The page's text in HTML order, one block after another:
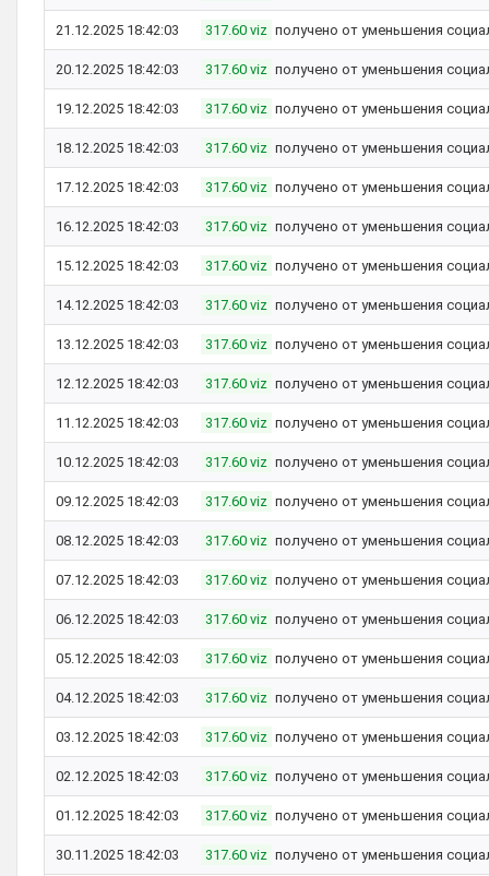
21.12.2025 18:42:03 317.60 viz получено от уменьшения
20.12.2025 18:42:03 317.60 viz получено от уменьшения
19.12.2025 18:42:03 317.60 viz получено от уменьшения
18.12.2025 18:42:03 317.60 viz получено от уменьшения
17.12.2025 18:42:03 317.60 viz получено от уменьшения
16.12.2025 18:42:03 317.60 viz получено от уменьшения
15.12.2025 18:42:03 317.60 viz получено от уменьшения
14.12.2025 18:42:03 317.60 viz получено от уменьшения
13.12.2025 18:42:03 317.60 viz получено от уменьшения
12.12.2025 18:42:03 317.60 viz получено от уменьшения
11.12.2025 18:42:03 317.60 viz получено от уменьшения
10.12.2025 18:42:03 317.60 viz получено от уменьшения
09.12.2025 18:42:03 317.60 viz получено от уменьшения
08.12.2025 18:42:03 317.60 viz получено от уменьшения
07.12.2025 18:42:03 317.60 viz получено от уменьшения
06.12.2025 18:42:03 317.60 viz получено от уменьшения
05.12.2025 18:42:03 317.60 viz получено от уменьшения
04.12.2025 18:42:03 317.60 viz получено от уменьшения
03.12.2025 18:42:03 317.60 viz получено от уменьшения
02.12.2025 18:42:03 317.60 viz получено от уменьшения
01.12.2025 18:42:03 317.60 viz получено от уменьшения
30.11.2025 18:42:03 317.60 viz получено от уменьшения